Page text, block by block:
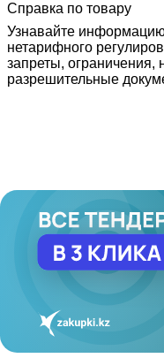
Справка по товару
Узнавайте
нетарифного
запреты, ограничения,
разрешительные